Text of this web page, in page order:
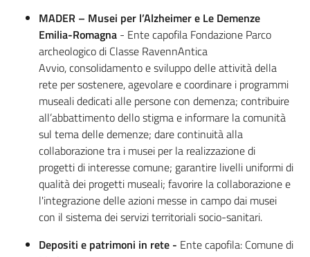
MADER – Musei per l’Alzheimer e Le Demenze
Emilia-Romagna - Ente capofila Fondazione Parco
archeologico di Classe RavennAntica
Avvio, consolidamento e sviluppo delle attività della
rete per sostenere, agevolare e coordinare i programmi
museali dedicati alle persone con demenza; contribuire
all’abbattimento dello stigma e informare la comunità
sul tema delle demenze; dare continuità alla
collaborazione tra i musei per la realizzazione di
progetti di interesse comune; garantire livelli uniformi di
qualità dei progetti museali; favorire la collaborazione e
l'integrazione delle azioni messe in campo dai musei
con il sistema dei servizi territoriali socio-sanitari.
Depositi e patrimoni in rete - Ente capofila: Comune di